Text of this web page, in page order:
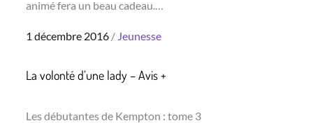
animé fera un beau cadeau.…
Posted
1 décembre 2016 Jeunesse
La volonté d’une lady – Avis +
Les débutantes de Kempton : tome 3